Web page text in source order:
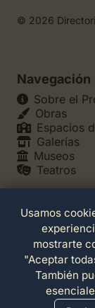
© 2026
Navegación
Sobre el
Obras
Espacios
Galerías
Museos
Teatros
Legales
Política de
Política de
Términos de
Contacto
Usamos
mostrarte
"Aceptar
También